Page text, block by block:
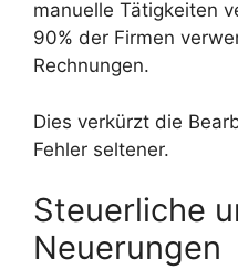
manuelle Tätigkeiten
90% der Firmen
Rechnungen.
Dies verkürzt die
Fehler seltener.
Steuerliche
Neuerungen